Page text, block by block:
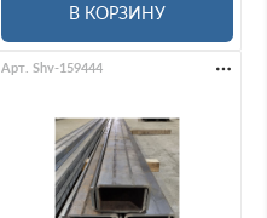
В КОРЗИНУ
Арт. Shv-159444